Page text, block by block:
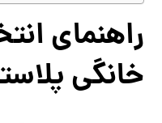
راهنمای
خانگی